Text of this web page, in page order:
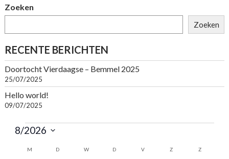
Zoeken
Zoeken
RECENTE BERICHTEN
Doortocht Vierdaagse – Bemmel 2025
25/07/2025
Hello world!
09/07/2025